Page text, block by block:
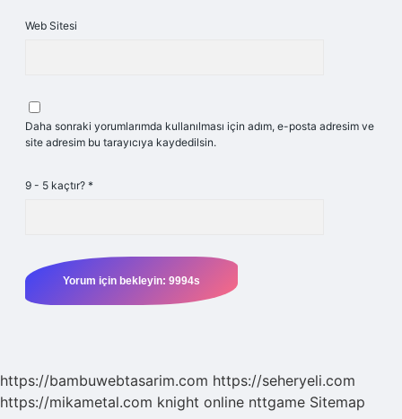
Web Sitesi
Daha sonraki yorumlarımda kullanılması için adım, e-posta adresim ve
site adresim bu tarayıcıya kaydedilsin.
9 - 5 kaçtır? *
https://bambuwebtasarim.com https://seheryeli.com
https://mikametal.com knight online nttgame Sitemap